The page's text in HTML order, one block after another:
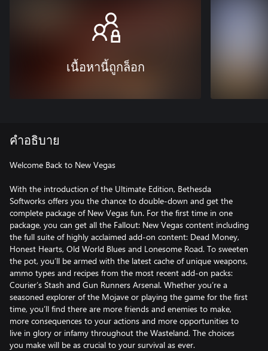
เนื้อหานี้ถูกล็อก
คำอธิบาย
Welcome Back to New Vegas
With the introduction of the Ultimate Edition, Bethesda
Softworks offers you the chance to double-down and get the
complete package of New Vegas fun. For the first time in one
package, you can get all the Fallout: New Vegas content including
the full suite of highly acclaimed add-on content: Dead Money,
Honest Hearts, Old World Blues and Lonesome Road. To sweeten
the pot, you’ll be armed with the latest cache of unique weapons,
ammo types and recipes from the most recent add-on packs:
Courier’s Stash and Gun Runners Arsenal. Whether you’re a
seasoned explorer of the Mojave or playing the game for the first
time, you’ll find there are more friends and enemies to make,
more consequences to your actions and more opportunities to
live in glory or infamy throughout the Wasteland. The choices
you make will be as crucial to your survival as ever.